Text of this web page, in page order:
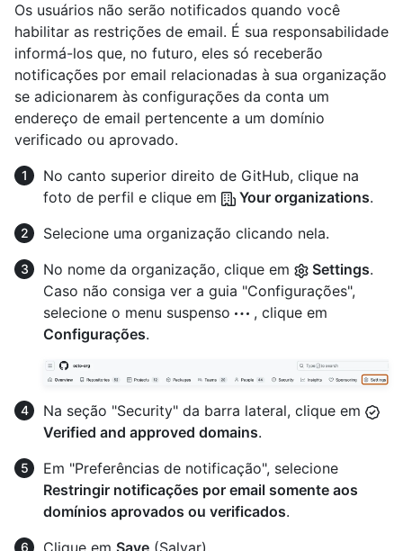
Os usuários não serão notificados quando você
habilitar as restrições de email. É sua responsabilidade
informá-los que, no futuro, eles só receberão
notificações por email relacionadas à sua organização
se adicionarem às configurações da conta um
endereço de email pertencente a um domínio
verificado ou aprovado.
No canto superior direito de GitHub, clique na
foto de perfil e clique em
Your organizations.
Selecione uma organização clicando nela.
No nome da organização, clique em
Settings.
Caso não consiga ver a guia "Configurações",
selecione o menu suspenso
, clique em
Configurações.
Na seção "Security" da barra lateral, clique em
Verified and approved domains.
Em "Preferências de notificação", selecione
Restringir notificações por email somente aos
domínios aprovados ou verificados.
Clique em Save (Salvar).